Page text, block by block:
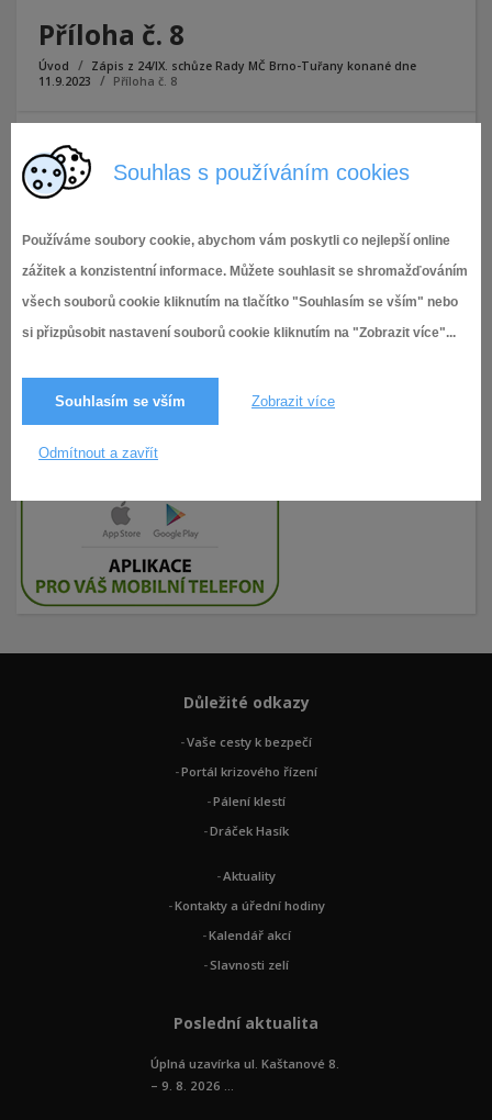
Souhlas s používáním cookies
Používáme soubory cookie, abychom vám poskytli co nejlepší online
zážitek a konzistentní informace. Můžete souhlasit se shromažďováním
všech souborů cookie kliknutím na tlačítko "Souhlasím se vším" nebo
si přizpůsobit nastavení souborů cookie kliknutím na "Zobrazit více"...
Souhlasím se vším Zobrazit více
Odmítnout a zavřít
Příloha č. 8
Úvod
Zápis z 24/IX. schůze Rady MČ Brno-Tuřany konané dne
11.9.2023
Příloha č. 8
Příloha č. 8
Důležité odkazy
Vaše cesty k bezpečí
Portál krizového řízení
Pálení klestí
Dráček Hasík
Aktuality
Kontakty a úřední hodiny
Kalendář akcí
Slavnosti zelí
Poslední aktualita
Úplná uzavírka ul. Kaštanové 8.
– 9. 8. 2026 ...